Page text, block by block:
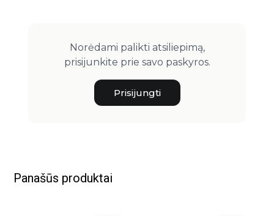
Norėdami palikti atsiliepimą,
prisijunkite prie savo paskyros.
Prisijungti
Panašūs produktai